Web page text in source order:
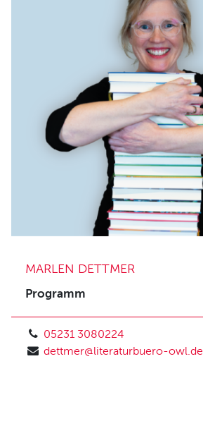
MARLEN DETTMER
Programm
05231 3080224
dettmer@literaturbuero-owl.de